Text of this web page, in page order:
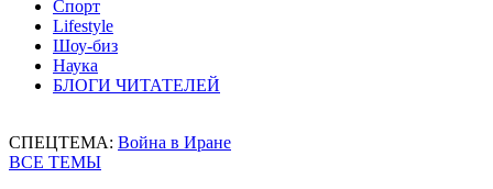
Спорт
Lifestyle
Шоу-биз
Наука
БЛОГИ ЧИТАТЕЛЕЙ
СПЕЦТЕМА: Война в Иране
ВСЕ ТЕМЫ